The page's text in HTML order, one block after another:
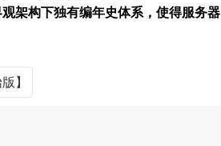
架构下独有编年史体系，使得服务器